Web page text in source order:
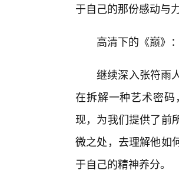
于自己的那份感动与
高清下的《巅》
继续深入张符雨
在拆解一种艺术密码
现，为我们提供了前
微之处，去理解他如
于自己的精神养分。